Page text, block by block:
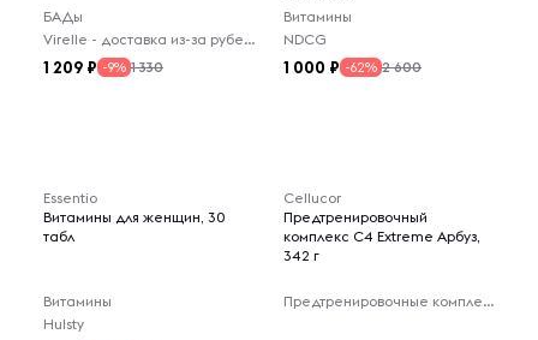
БАДы
Virelle - доставка из-за рубежа
1 209 -9% 1 330
Витамины
NDCG
1 000 -62% 2 600
Essentio
Витамины для женщин, 30
табл
Витамины
Hulsty
Cellucor
Предтренировочный
комплекс C4 Extreme Арбуз,
342 г
Предтренировочные комплексы